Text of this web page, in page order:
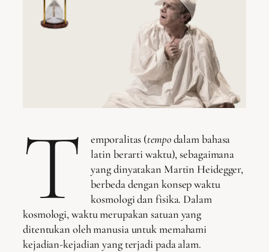
T emporalitas (tempodalam bahasa
latin berarti waktu), sebagaimana
yang dinyatakan Martin Heidegger,
berbeda dengan konsep waktu
kosmologi dan fisika. Dalam
kosmologi, waktu merupakan satuan yang
ditentukan oleh manusia untuk memahami
kejadian-kejadian yang terjadi pada alam.